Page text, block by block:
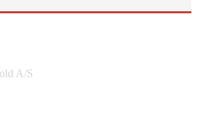
A/S